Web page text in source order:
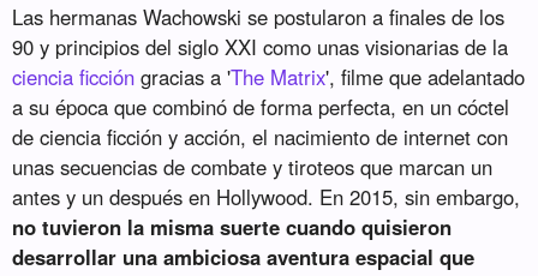
Las hermanas Wachowski se postularon a finales de los
90 y principios del siglo XXI como unas visionarias de la
ciencia ficción gracias a 'The Matrix', filme que adelantado
a su época que combinó de forma perfecta, en un cóctel
de ciencia ficción y acción, el nacimiento de internet con
unas secuencias de combate y tiroteos que marcan un
antes y un después en Hollywood. En 2015, sin embargo,
no tuvieron la misma suerte cuando quisieron
desarrollar una ambiciosa aventura espacial que